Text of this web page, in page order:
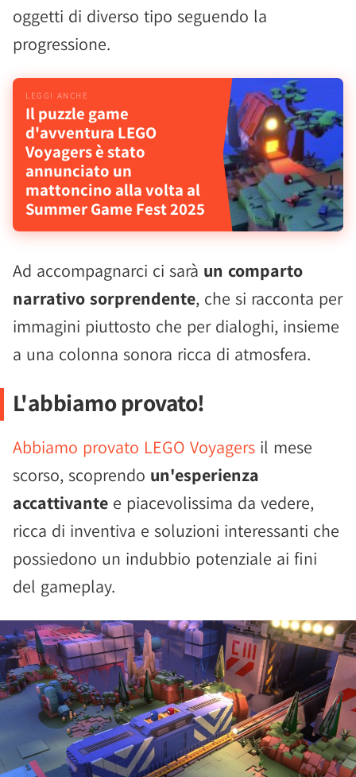
oggetti di diverso tipo seguendo la
progressione.
Il puzzle game
d'avventura LEGO
Voyagers è stato
annunciato un
mattoncino alla volta al
Summer Game Fest 2025
Ad accompagnarci ci sarà un comparto
narrativo sorprendente, che si racconta per
immagini piuttosto che per dialoghi, insieme
a una colonna sonora ricca di atmosfera.
L'abbiamo provato!
Abbiamo provato LEGO Voyagers il mese
scorso, scoprendo un'esperienza
accattivante e piacevolissima da vedere,
ricca di inventiva e soluzioni interessanti che
possiedono un indubbio potenziale ai fini
del gameplay.